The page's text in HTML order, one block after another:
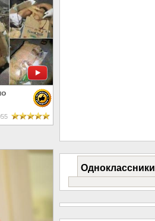
Одноклассники